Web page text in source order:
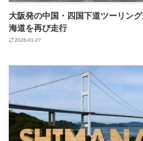
大阪発の中国・四国下道ツーリン
海道を再び走行
2026-01-27